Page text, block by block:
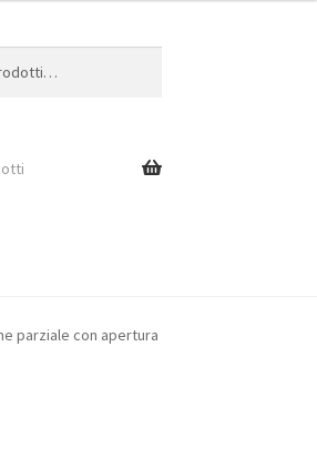
parziale con apertura